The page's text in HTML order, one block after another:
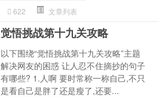
622 文章列表
觉悟挑战第十九关攻略
以下围绕“觉悟挑战第十九关攻略”主题
解决网友的困惑 让人忍不住摘抄的句子
有哪些? 1.人啊 要时常称一称自己,不只
是看自己是胖了还是瘦了,还要...